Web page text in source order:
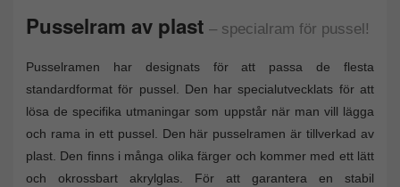
Pusselram av plast – specialram för pussel!
Pusselramen har designats för att passa de flesta
standardformat för pussel. Den har specialutvecklats för att
lösa de specifika utmaningar som uppstår när man vill lägga
och rama in ett pussel. Den här pusselramen är tillverkad av
plast. Den finns i många olika färger och kommer med ett lätt
och okrossbart akrylglas. För att garantera en stabil